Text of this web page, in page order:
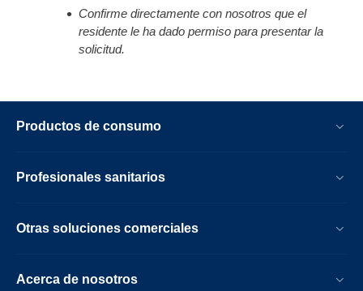
Confirme directamente con nosotros que el
residente le ha dado permiso para presentar la
solicitud.
Productos de consumo
Profesionales sanitarios
Otras soluciones comerciales
Acerca de nosotros